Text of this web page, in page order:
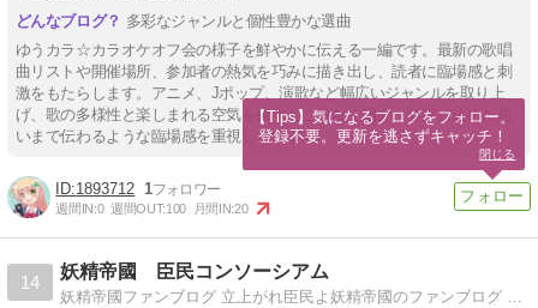
多彩なジャンルと個性豊かな選曲
ゆうカラ☆カラオケオフ会の様子を鮮やかに伝える一編です。最新の歌唱
曲リストや開催場所、参加者の熱気を巧みに描き出し、読者に臨場感と刺
激をもたらします。アニメ、Jポップ、演歌など幅広いジャンルを取り上
げ、歌の多様性と楽しまれる空気を余すところなく紹介。歌声に込めた思
いまで伝わるような臨場感を重視しています。
1893712 1
週間IN:0 週間OUT:100 月間IN:20
14
妖精帝國 臣民コンソーシアム
【Tips】気になるブログをフォロー。
登録不要。更新を逃さずキャッチ！
閉じる